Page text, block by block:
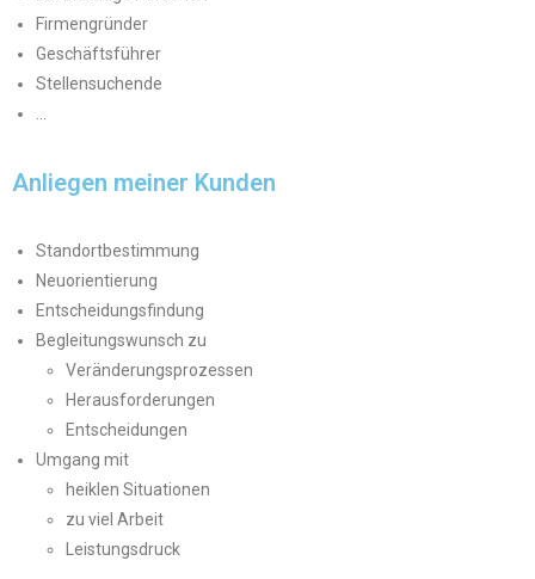
Firmengründer
Geschäftsführer
Stellensuchende
Anliegen meiner Kunden
Standortbestimmung
Neuorientierung
Entscheidungsfindung
Begleitungswunsch zu
Veränderungsprozessen
Herausforderungen
Entscheidungen
Umgang mit
heiklen Situationen
zu viel Arbeit
Leistungsdruck